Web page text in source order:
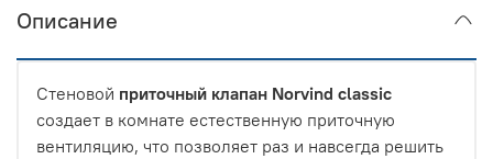
Описание
Стеновой приточный клапан Norvind classic
создает в комнате естественную приточную
вентиляцию, что позволяет раз и навсегда решить